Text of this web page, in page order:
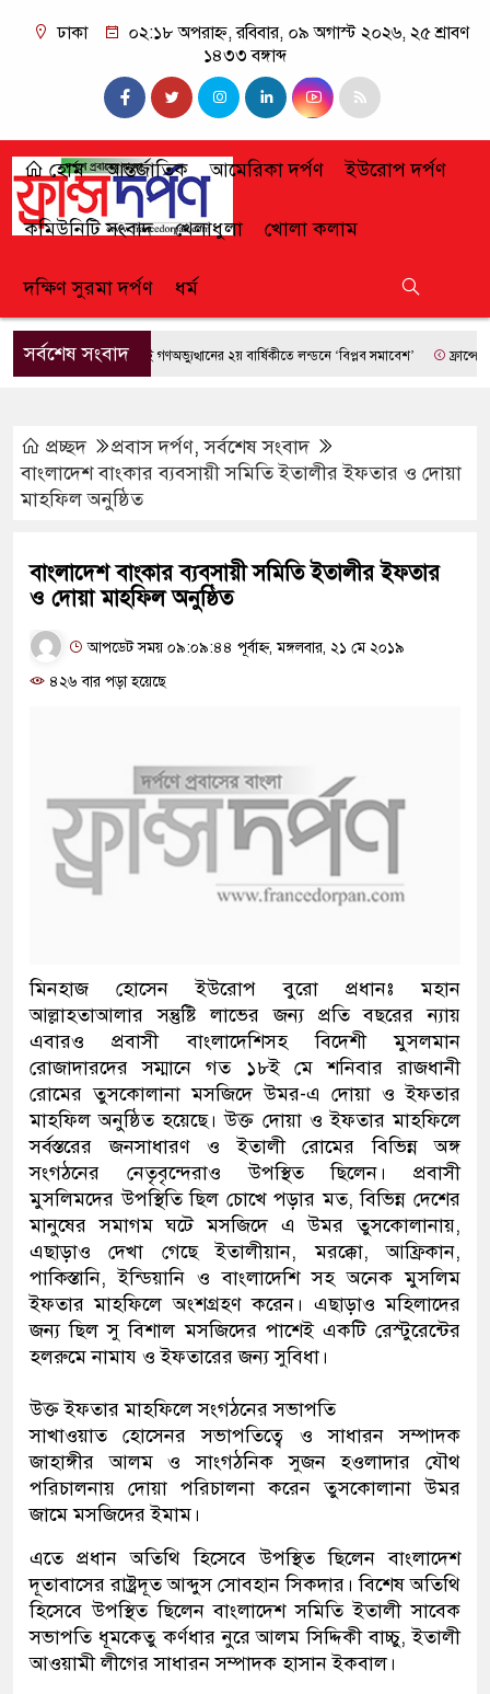
ঢাকা
০২:১৮ অপরাহ্ন, রবিবার, ০৯ অগাস্ট ২০২৬, ২৫ শ্রাবণ
১৪৩৩ বঙ্গাব্দ
হোম আন্তর্জাতিক আমেরিকা দর্পণ ইউরোপ দর্পণ
কমিউনিটি সংবাদ খেলাধুলা খোলা কলাম
দক্ষিণ সুরমা দর্পণ ধর্ম
সর্বশেষ সংবাদজুলাই গণঅভ্যুত্থানের ২য় বার্ষিকীতে লন্ডনে ‘বিপ্লব সমাবেশ’ ফ্রান্সে দাবানলের
প্রচ্ছদ প্রবাস দর্পণ,সর্বশেষ সংবাদ
বাংলাদেশ বাংকার ব্যবসায়ী সমিতি ইতালীর ইফতার ও দোয়া
মাহফিল অনুষ্ঠিত
বাংলাদেশ বাংকার ব্যবসায়ী সমিতি ইতালীর ইফতার
ও দোয়া মাহফিল অনুষ্ঠিত
আপডেট সময় ০৯:০৯:৪৪ পূর্বাহ্ন, মঙ্গলবার, ২১ মে ২০১৯
৪২৬ বার পড়া হয়েছে
মিনহাজ হোসেন ইউরোপ বুরো প্রধানঃ মহান
আল্লাহতাআলার সন্তুষ্টি লাভের জন্য প্রতি বছরের ন্যায়
এবারও প্রবাসী বাংলাদেশিসহ বিদেশী মুসলমান
রোজাদারদের সম্মানে গত ১৮ই মে শনিবার রাজধানী
রোমের তুসকোলানা মসজিদে উমর-এ দোয়া ও ইফতার
মাহফিল অনুষ্ঠিত হয়েছে। উক্ত দোয়া ও ইফতার মাহফিলে
সর্বস্তরের জনসাধারণ ও ইতালী রোমের বিভিন্ন অঙ্গ
সংগঠনের নেতৃবৃন্দেরাও উপস্থিত ছিলেন। প্রবাসী
মুসলিমদের উপস্থিতি ছিল চোখে পড়ার মত, বিভিন্ন দেশের
মানুষের সমাগম ঘটে মসজিদে এ উমর তুসকোলানায়,
এছাড়াও দেখা গেছে ইতালীয়ান, মরক্কো, আফ্রিকান,
পাকিস্তানি, ইন্ডিয়ানি ও বাংলাদেশি সহ অনেক মুসলিম
ইফতার মাহফিলে অংশগ্রহণ করেন। এছাড়াও মহিলাদের
জন্য ছিল সু বিশাল মসজিদের পাশেই একটি রেস্টুরেন্টের
হলরুমে নামায ও ইফতারের জন্য সুবিধা।
উক্ত ইফতার মাহফিলে সংগঠনের সভাপতি
সাখাওয়াত হোসেনর সভাপতিত্বে ও সাধারন সম্পাদক
জাহাঙ্গীর আলম ও সাংগঠনিক সুজন হওলাদার যৌথ
পরিচালনায় দোয়া পরিচালনা করেন তুসকোলানা উমর
জামে মসজিদের ইমাম।
এতে প্রধান অতিথি হিসেবে উপস্থিত ছিলেন বাংলাদেশ
দূতাবাসের রাষ্ট্রদূত আব্দুস সোবহান সিকদার। বিশেষ অতিথি
হিসেবে উপস্থিত ছিলেন বাংলাদেশ সমিতি ইতালী সাবেক
সভাপতি ধূমকেতু কর্ণধার নুরে আলম সিদ্দিকী বাচ্চু, ইতালী
আওয়ামী লীগের সাধারন সম্পাদক হাসান ইকবাল।